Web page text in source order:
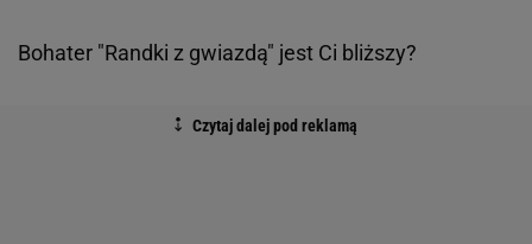
Bohater "Randki z gwiazdą" jest Ci bliższy?